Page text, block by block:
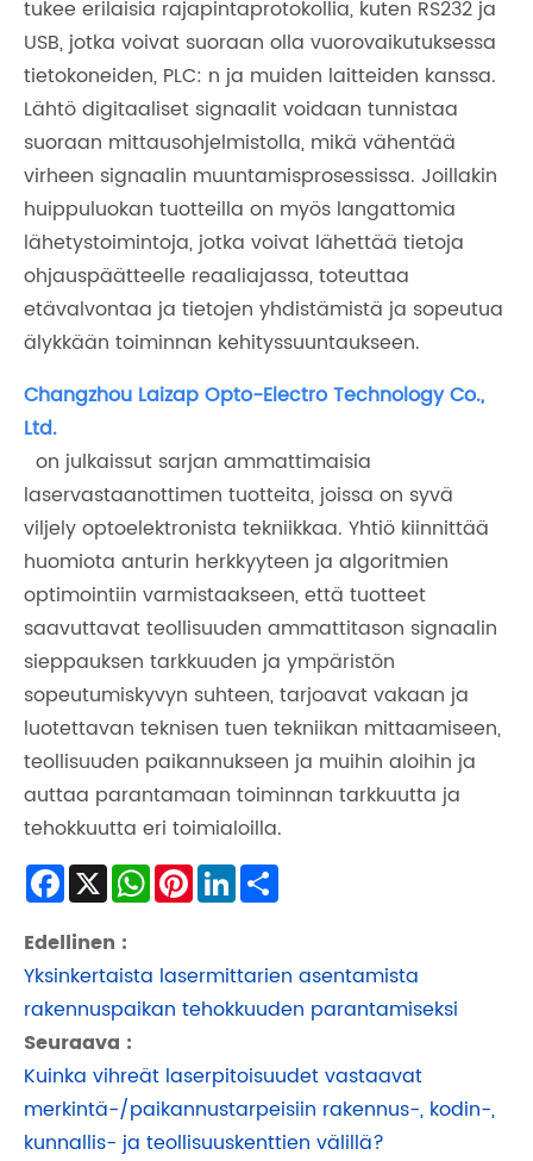
tukee erilaisia rajapintaprotokollia, kuten RS232 ja
USB, jotka voivat suoraan olla vuorovaikutuksessa
tietokoneiden, PLC: n ja muiden laitteiden kanssa.
Lähtö digitaaliset signaalit voidaan tunnistaa
suoraan mittausohjelmistolla, mikä vähentää
virheen signaalin muuntamisprosessissa. Joillakin
huippuluokan tuotteilla on myös langattomia
lähetystoimintoja, jotka voivat lähettää tietoja
ohjauspäätteelle reaaliajassa, toteuttaa
etävalvontaa ja tietojen yhdistämistä ja sopeutua
älykkään toiminnan kehityssuuntaukseen.
Changzhou Laizap Opto-Electro Technology Co.,
Ltd.
on julkaissut sarjan ammattimaisia
laservastaanottimen tuotteita, joissa on syvä
viljely optoelektronista tekniikkaa. Yhtiö kiinnittää
huomiota anturin herkkyyteen ja algoritmien
optimointiin varmistaakseen, että tuotteet
saavuttavat teollisuuden ammattitason signaalin
sieppauksen tarkkuuden ja ympäristön
sopeutumiskyvyn suhteen, tarjoavat vakaan ja
luotettavan teknisen tuen tekniikan mittaamiseen,
teollisuuden paikannukseen ja muihin aloihin ja
auttaa parantamaan toiminnan tarkkuutta ja
tehokkuutta eri toimialoilla.
Facebook
X WhatsApp
Pinterest
LinkedIn
Edellinen :
Yksinkertaista lasermittarien asentamista
rakennuspaikan tehokkuuden parantamiseksi
Seuraava :
Kuinka vihreät laserpitoisuudet vastaavat
merkintä-/paikannustarpeisiin rakennus-, kodin-,
kunnallis- ja teollisuuskenttien välillä?